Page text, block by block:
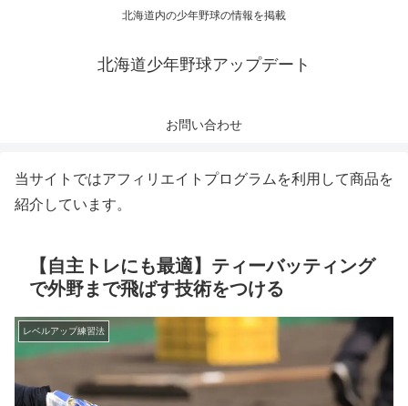
北海道内の少年野球の情報を掲載
北海道少年野球アップデート
お問い合わせ
当サイトではアフィリエイトプログラムを利用して商品を
紹介しています。
【自主トレにも最適】ティーバッティング
で外野まで飛ばす技術をつける
レベルアップ練習法